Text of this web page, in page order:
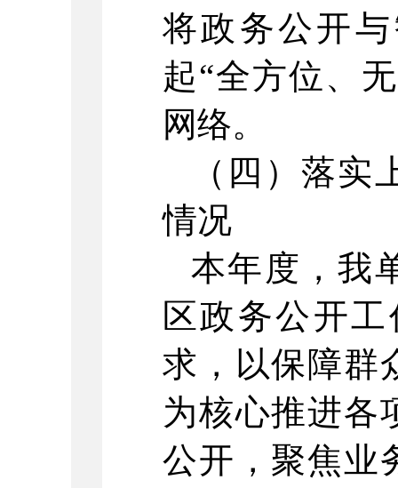
将政务公开
起“全方位、
网络。
（四）落
情况
本年度，我
区政务公开
求，以保障群
为核心推进各
公开，聚焦业